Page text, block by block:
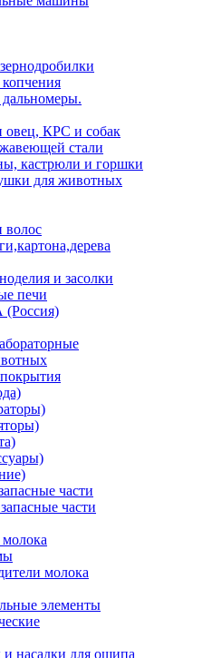
КРС и собак
стали
кастрюли и горшки
для животных
и засолки
печи
части
части
молока
молока
элементы
насадки для ощипа